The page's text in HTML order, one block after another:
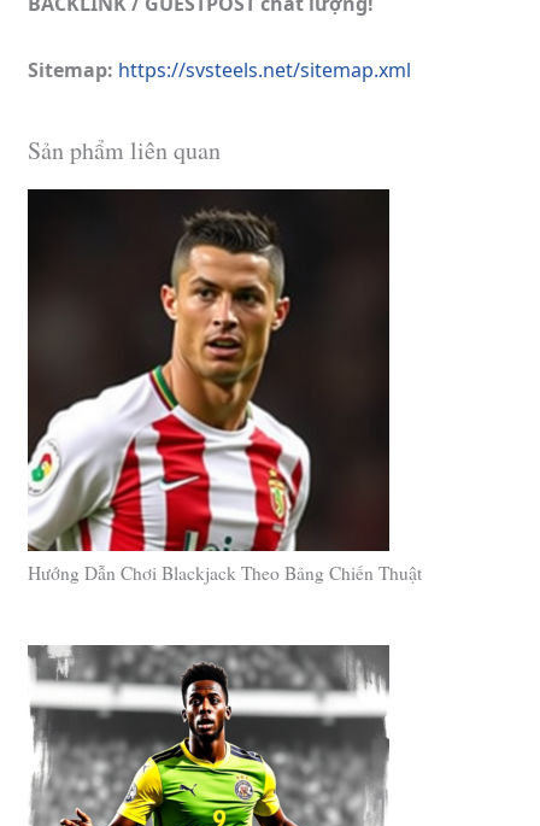
Sitemap: https://svsteels.net/sitemap.xml
Sản phẩm liên quan
Hướng Dẫn Chơi Blackjack Theo Bảng Chiến Thuật